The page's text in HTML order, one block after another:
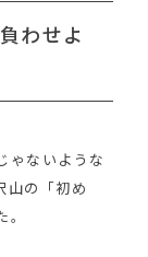
わせよ
ゃないような
山の「初め